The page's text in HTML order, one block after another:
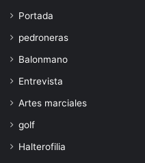
Portada
pedroneras
Balonmano
Entrevista
Artes marciales
golf
Halterofilia